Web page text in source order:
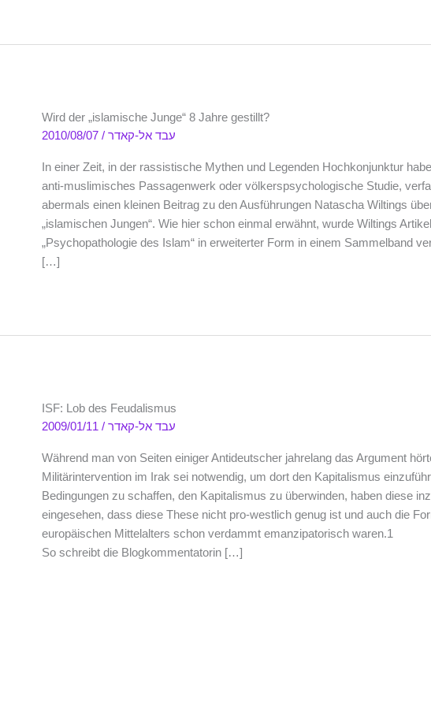
Wird der „islamische Junge“ 8 Jahre gestillt?
עבד אל-קאדר /
2010/08/07
In einer Zeit, in der rassistische Mythen und Legenden Hochkonjunktur
anti-muslimisches Passagenwerk oder völkerspsychologische Studie,
abermals einen kleinen Beitrag zu den Ausführungen Natascha Wiltings
„islamischen Jungen“. Wie hier schon einmal erwähnt, wurde Wiltings Artikel
„Psychopathologie des Islam“ in erweiterter Form in einem Sammelband
[…]
ISF: Lob des Feudalismus
עבד אל-קאדר /
2009/01/11
Während man von Seiten einiger Antideutscher jahrelang das Argument
Militärintervention im Irak sei notwendig, um dort den Kapitalismus
Bedingungen zu schaffen, den Kapitalismus zu überwinden, haben diese
eingesehen, dass diese These nicht pro-westlich genug ist und auch die
europäischen Mittelalters schon verdammt emanzipatorisch waren.1
So schreibt die Blogkommentatorin […]